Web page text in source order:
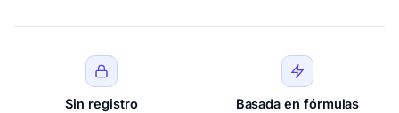
Sin registro Basada en fórmulas